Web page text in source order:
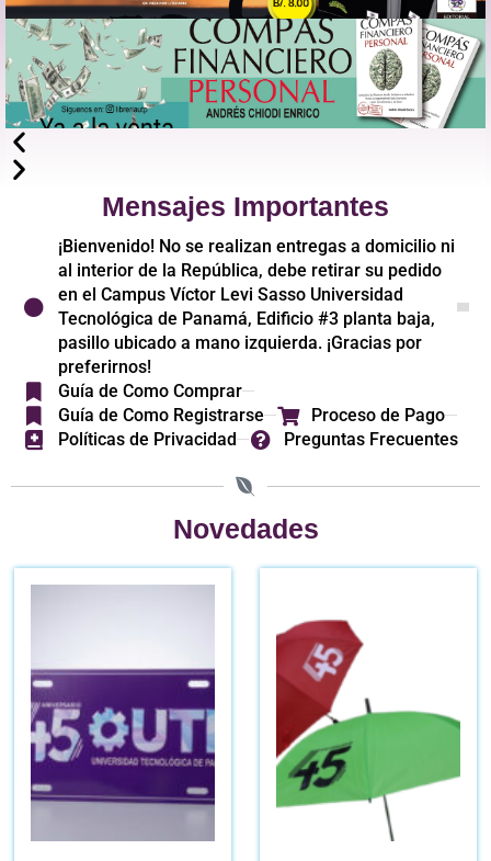
Mensajes Importantes
¡Bienvenido! No se realizan entregas a domicilio ni
al interior de la República, debe retirar su pedido
en el Campus Víctor Levi Sasso Universidad
Tecnológica de Panamá, Edificio #3 planta baja,
pasillo ubicado a mano izquierda. ¡Gracias por
preferirnos!
Guía de Como Comprar
Guía de Como Registrarse
Proceso de Pago
Políticas de Privacidad
Preguntas Frecuentes
Novedades